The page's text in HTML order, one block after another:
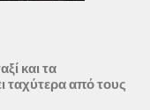
και τα
ταχύτερα από τους